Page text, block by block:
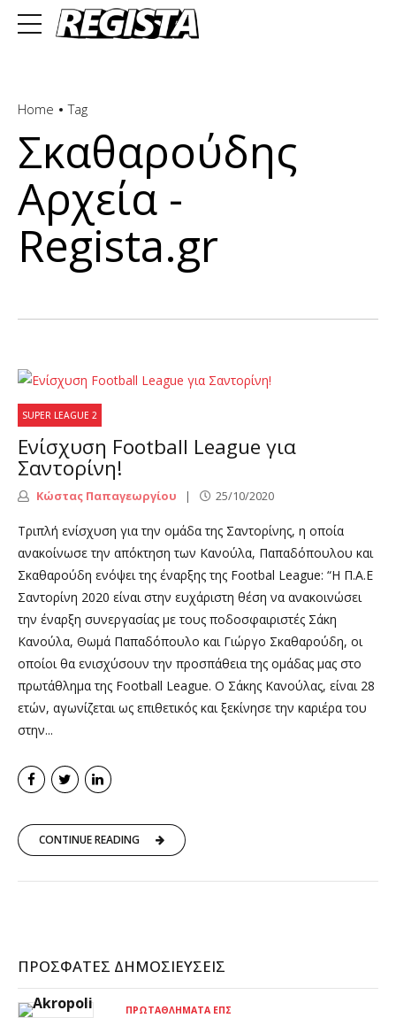
Home Tag
Σκαθαρούδης
Αρχεία -
Regista.gr
SUPER LEAGUE 2
Ενίσχυση Football League για
Σαντορίνη!
Κώστας Παπαγεωργίου 25/10/2020
Τριπλή ενίσχυση για την ομάδα της Σαντορίνης, η οποία
ανακοίνωσε την απόκτηση των Κανούλα, Παπαδόπουλου και
Σκαθαρούδη ενόψει της έναρξης της Footbal League: “H Π.Α.Ε
Σαντορίνη 2020 είναι στην ευχάριστη θέση να ανακοινώσει
την έναρξη συνεργασίας με τους ποδοσφαιριστές Σάκη
Κανούλα, Θωμά Παπαδόπουλο και Γιώργο Σκαθαρούδη, οι
οποίοι θα ενισχύσουν την προσπάθεια της ομάδας μας στο
πρωτάθλημα της Football League. Ο Σάκης Κανούλας, είναι 28
ετών, αγωνίζεται ως επιθετικός και ξεκίνησε την καριέρα του
στην...
CONTINUE READING
ΠΡΌΣΦΑΤΕΣ ΔΗΜΟΣΙΕΎΣΕΙΣ
ΠΡΩΤΑΘΛΉΜΑΤΑ ΕΠΣ